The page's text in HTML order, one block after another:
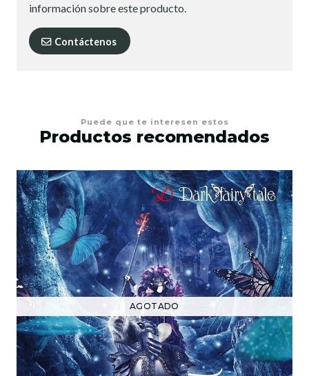
información sobre este producto.
Contáctenos
Puede que te interesen estos
Productos recomendados
AGOTADO